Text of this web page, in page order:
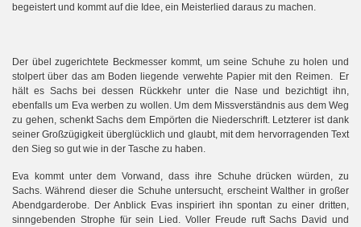
begeistert und kommt auf die Idee, ein Meisterlied daraus zu machen.
Der übel zugerichtete Beckmesser kommt, um seine Schuhe zu holen und
stolpert über das am Boden liegende verwehte Papier mit den Reimen. Er
hält es Sachs bei dessen Rückkehr unter die Nase und bezichtigt ihn,
ebenfalls um Eva werben zu wollen. Um dem Missverständnis aus dem Weg
zu gehen, schenkt Sachs dem Empörten die Niederschrift. Letzterer ist dank
seiner Großzügigkeit überglücklich und glaubt, mit dem hervorragenden Text
den Sieg so gut wie in der Tasche zu haben.
Eva kommt unter dem Vorwand, dass ihre Schuhe drücken würden, zu
Sachs. Während dieser die Schuhe untersucht, erscheint Walther in großer
Abendgarderobe. Der Anblick Evas inspiriert ihn spontan zu einer dritten,
sinngebenden Strophe für sein Lied. Voller Freude ruft Sachs David und